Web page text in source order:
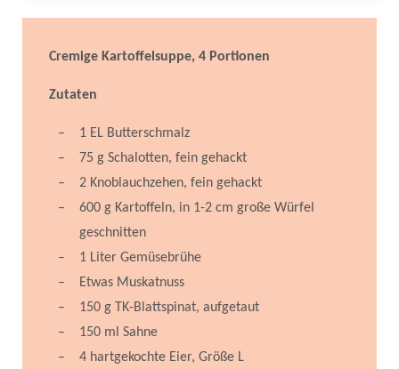
Cremige Kartoffelsuppe, 4 Portionen
Zutaten
1 EL Butterschmalz
75 g Schalotten, fein gehackt
2 Knoblauchzehen, fein gehackt
600 g Kartoffeln, in 1-2 cm große Würfel
geschnitten
1 Liter Gemüsebrühe
Etwas Muskatnuss
150 g TK-Blattspinat, aufgetaut
150 ml Sahne
4 hartgekochte Eier, Größe L